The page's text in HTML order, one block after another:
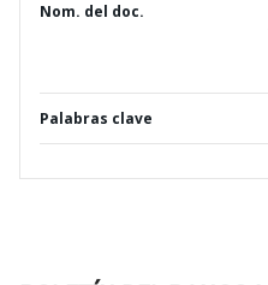
Nom. del doc.
Palabras clave